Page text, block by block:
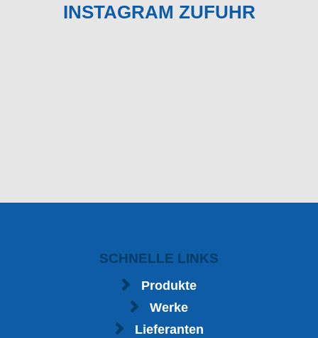
INSTAGRAM ZUFUHR
SCHNELLE LINKS
Produkte
Werke
Lieferanten